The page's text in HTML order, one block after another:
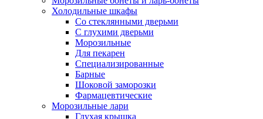
Холодильные шкафы
Со стеклянными дверьми
С глухими дверьми
Морозильные
Для пекарен
Специализированные
Барные
Шоковой заморозки
Фармацевтические
Морозильные лари
Глухая крышка